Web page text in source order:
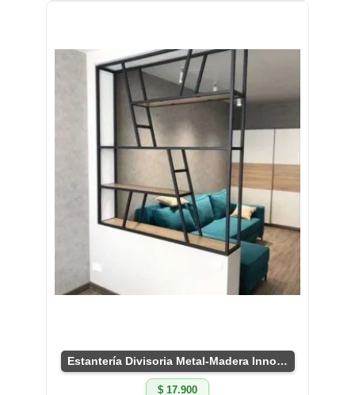
Estantería Divisoria Metal-Madera Innovadora
$ 17.900